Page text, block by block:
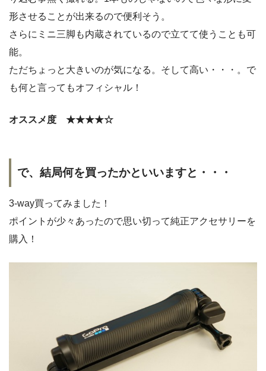
形させることが出来るので便利そう。
さらにミニ三脚も内蔵されているので立てて使うことも可
能。
ただちょっと大きいのが気になる。そして高い・・・。で
も何と言ってもオフィシャル！
オススメ度 ★★★★☆
で、結局何を買ったかといいますと・・・
3-way買ってみました！
ポイントが少々あったので思い切って純正アクセサリーを
購入！